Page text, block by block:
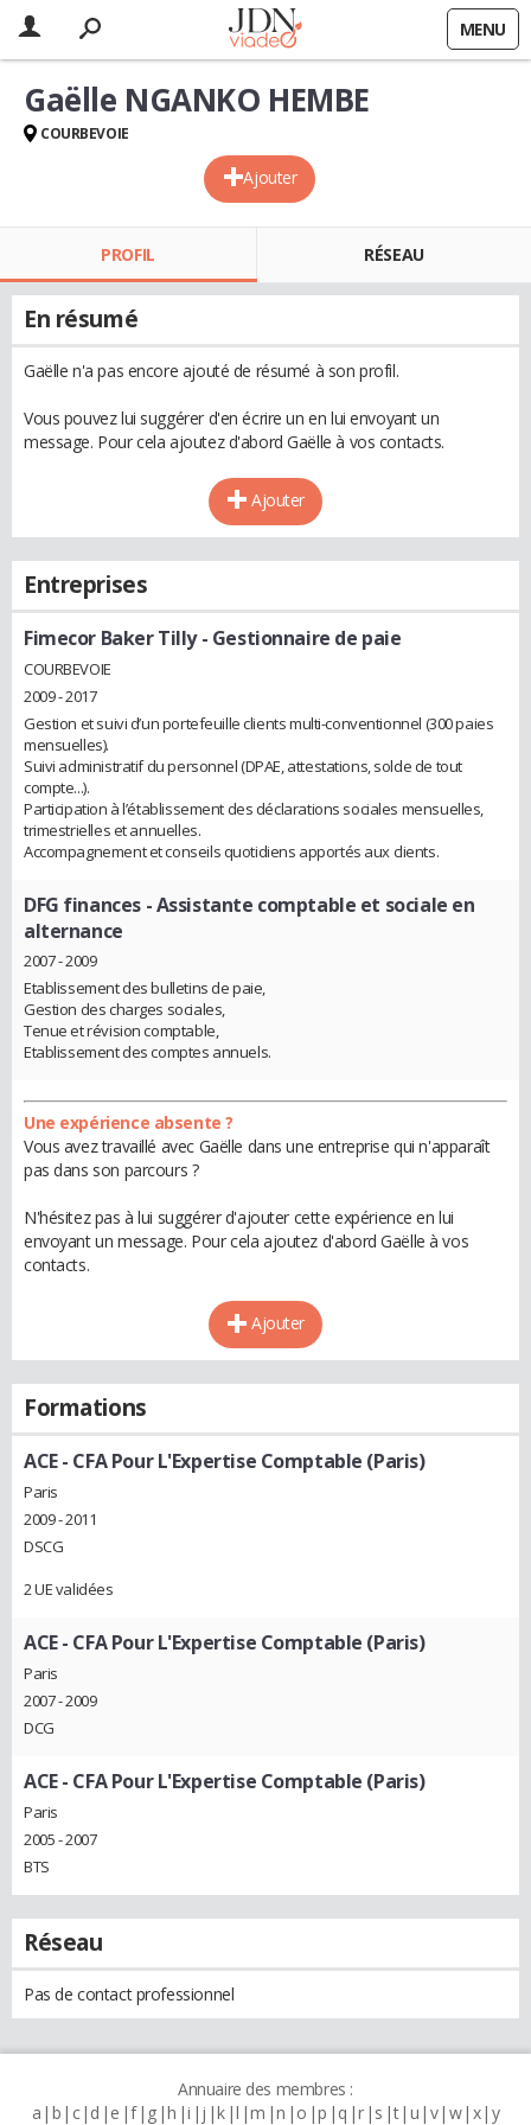
MENU
Ajouter
Gaëlle NGANKO HEMBE
COURBEVOIE
PROFIL RÉSEAU
En résumé
Gaëlle n'a pas encore ajouté de résumé à son profil.
Vous pouvez lui suggérer d'en écrire un en lui envoyant un
message. Pour cela ajoutez d'abord Gaëlle à vos contacts.
Ajouter
Entreprises
Fimecor Baker Tilly- Gestionnaire de paie
COURBEVOIE
2009 - 2017
Gestion et suivi d’un portefeuille clients multi-conventionnel (300 paies
mensuelles).
Suivi administratif du personnel (DPAE, attestations, solde de tout
compte...).
Participation à l’établissement des déclarations sociales mensuelles,
trimestrielles et annuelles.
Accompagnement et conseils quotidiens apportés aux clients.
DFG finances- Assistante comptable et sociale en
alternance
2007 - 2009
Etablissement des bulletins de paie,
Gestion des charges sociales,
Tenue et révision comptable,
Etablissement des comptes annuels.
Une expérience absente ?
Vous avez travaillé avec Gaëlle dans une entreprise qui n'apparaît
pas dans son parcours ?
N'hésitez pas à lui suggérer d'ajouter cette expérience en lui
envoyant un message. Pour cela ajoutez d'abord Gaëlle à vos
contacts.
Ajouter
Formations
ACE - CFA Pour L'Expertise Comptable (Paris)
Paris
2009 - 2011
DSCG
2 UE validées
ACE - CFA Pour L'Expertise Comptable (Paris)
Paris
2007 - 2009
DCG
ACE - CFA Pour L'Expertise Comptable (Paris)
Paris
2005 - 2007
BTS
Réseau
Pas de contact professionnel
Annuaire des membres :
a b c d e f g h i j k l m n o p q r s t u v w x y